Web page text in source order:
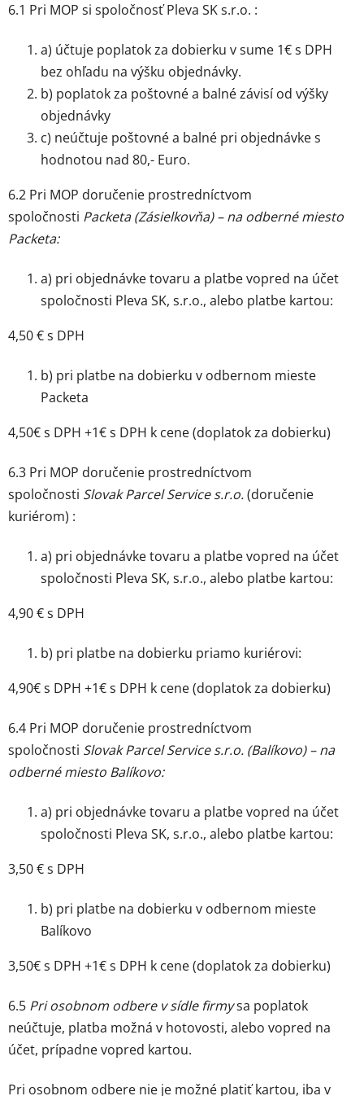
6.1 Pri MOP si spoločnosť Pleva SK s.r.o. :
a) účtuje poplatok za dobierku v sume 1€ s DPH
bez ohľadu na výšku objednávky.
b) poplatok za poštovné a balné závisí od výšky
objednávky
c) neúčtuje poštovné a balné pri objednávke s
hodnotou nad 80,- Euro.
6.2 Pri MOP doručenie prostredníctvom
spoločnosti Packeta (Zásielkovňa) – na odberné miesto
Packeta:
a) pri objednávke tovaru a platbe vopred na účet
spoločnosti Pleva SK, s.r.o., alebo platbe kartou:
4,50 € s DPH
b) pri platbe na dobierku v odbernom mieste
Packeta
4,50€ s DPH +1€ s DPH k cene (doplatok za dobierku)
6.3 Pri MOP doručenie prostredníctvom
spoločnosti Slovak Parcel Service s.r.o.(doručenie
kuriérom) :
a) pri objednávke tovaru a platbe vopred na účet
spoločnosti Pleva SK, s.r.o., alebo platbe kartou:
4,90 € s DPH
b) pri platbe na dobierku priamo kuriérovi:
4,90€ s DPH +1€ s DPH k cene (doplatok za dobierku)
6.4 Pri MOP doručenie prostredníctvom
spoločnosti Slovak Parcel Service s.r.o. (Balíkovo) – na
odberné miesto Balíkovo:
a) pri objednávke tovaru a platbe vopred na účet
spoločnosti Pleva SK, s.r.o., alebo platbe kartou:
3,50 € s DPH
b) pri platbe na dobierku v odbernom mieste
Balíkovo
3,50€ s DPH +1€ s DPH k cene (doplatok za dobierku)
6.5 Pri osobnom odbere v sídle firmysa poplatok
neúčtuje, platba možná v hotovosti, alebo vopred na
účet, prípadne vopred kartou.
Pri osobnom odbere nie je možné platiť kartou, iba v